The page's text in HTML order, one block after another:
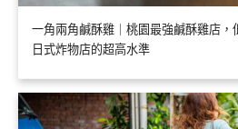
一角兩角鹹酥雞｜桃園最強鹹酥雞店，
日式炸物店的超高水準